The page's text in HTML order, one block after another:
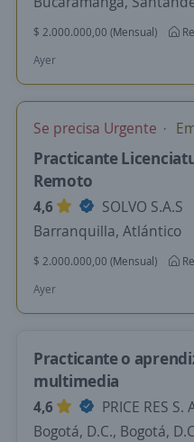
$ 2.000.000,00 (Mensual)
Ayer
Se precisa Urgente
Practicante
Remoto
4,6
SOLVO S.A.S
Barranquilla, Atlántico
$ 2.000.000,00 (Mensual)
Ayer
Practicante o
multimedia
4,6
PRICE RES S.
Bogotá, D.C., Bogotá,